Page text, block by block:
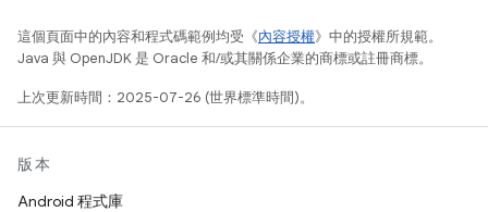
這個頁面中的內容和程式碼範例均受《內容授權》中的授權所規範。
Java 與 OpenJDK 是 Oracle 和/或其關係企業的商標或註冊商標。
上次更新時間：2025-07-26 (世界標準時間)。
版本
Android 程式庫